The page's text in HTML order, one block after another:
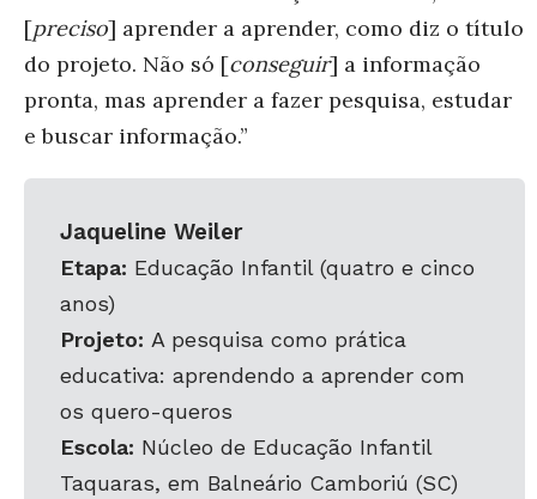
[preciso] aprender a aprender, como diz o título
do projeto. Não só [conseguir] a informação
pronta, mas aprender a fazer pesquisa, estudar
e buscar informação.”
Jaqueline Weiler
Etapa: Educação Infantil (quatro e cinco
anos)
Projeto: A pesquisa como prática
educativa: aprendendo a aprender com
os quero-queros
Escola: Núcleo de Educação Infantil
Taquaras, em Balneário Camboriú (SC)